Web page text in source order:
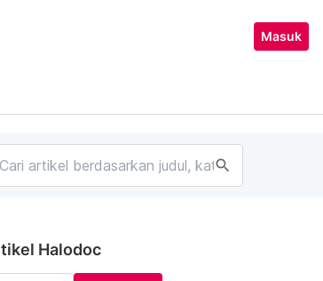
Masuk
search
Halodoc